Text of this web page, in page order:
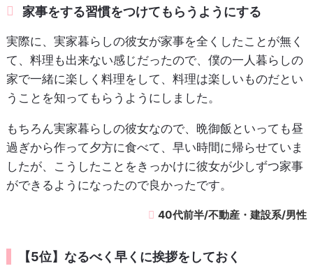
家事をする習慣をつけてもらうようにする
実際に、実家暮らしの彼女が家事を全くしたことが無く
て、料理も出来ない感じだったので、僕の一人暮らしの
家で一緒に楽しく料理をして、料理は楽しいものだとい
うことを知ってもらうようにしました。
もちろん実家暮らしの彼女なので、晩御飯といっても昼
過ぎから作って夕方に食べて、早い時間に帰らせていま
したが、こうしたことをきっかけに彼女が少しずつ家事
ができるようになったので良かったです。
40代前半/不動産・建設系/男性
【5位】なるべく早くに挨拶をしておく